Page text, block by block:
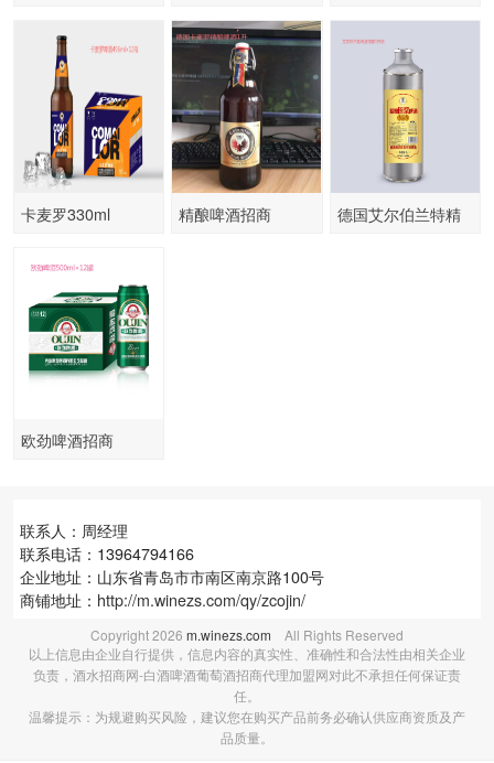
罗
卡麦罗330ml 精酿啤酒招商
德国艾尔伯兰特精
欧劲啤酒招商
联系人：周经理
联系电话：13964794166
企业地址：山东省青岛市市南区南京路100号
商铺地址： http://m.winezs.com/qy/zcojin/
Copyright2026 m.winezs.com All Rights Reserved
以上信息由企业自行提供，信息内容的真实性、准确性和合法性由相关企业
负责，酒水招商网-白酒啤酒葡萄酒招商代理加盟网对此不承担任何保证责
任。
温馨提示：为规避购买风险，建议您在购买产品前务必确认供应商资质及产
品质量。